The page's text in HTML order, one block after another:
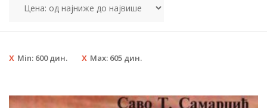
Min: 600дин. Max: 605 дин.